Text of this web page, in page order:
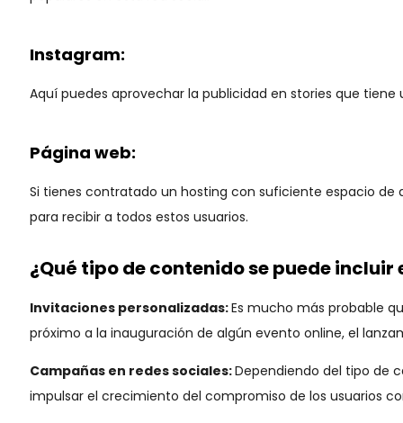
Instagram:
Aquí puedes aprovechar la publicidad en stories que
Página web:
Si tienes contratado un hosting con suficiente espacio
para recibir a todos estos usuarios.
¿Qué tipo de contenido se puede
Invitaciones personalizadas:Es mucho más probable
próximo a la inauguración de algún evento online, el
Campañas en redes sociales:Dependiendo del tipo de
impulsar el crecimiento del compromiso de los usuarios